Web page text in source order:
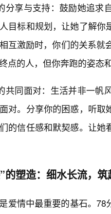
分享与支持：鼓励她追
目标和规划，让她了解
互激励时，你们的关系
点的人，但你奔跑的姿态
共同面对：生活并非一
对。分享你的困惑，听
的信任感和默契感。让
的塑造：细水长流，
爱情中最重要的基石。